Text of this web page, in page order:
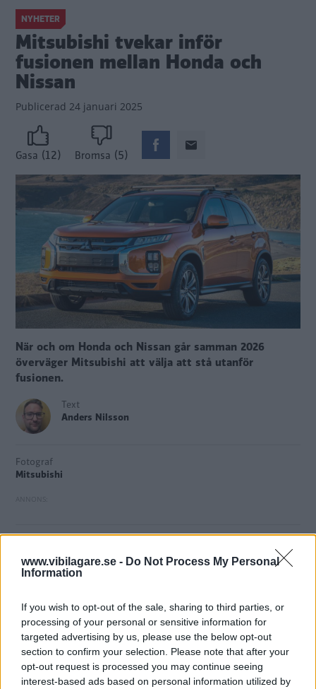
www.vibilagare.se - Do Not Process My Personal
Information
If you wish to opt-out of the sale, sharing to third parties, or
processing of your personal or sensitive information for
targeted advertising by us, please use the below opt-out
section to confirm your selection. Please note that after your
opt-out request is processed you may continue seeing
interest-based ads based on personal information utilized by
NYHETER
Mitsubishi tvekar inför
fusionen mellan Honda och
Nissan
Publicerad 24 januari 2025
Gasa (12) Bromsa (5)
När och om Honda och Nissan går samman 2026
överväger Mitsubishi att välja att stå utanför
fusionen.
Text
Anders Nilsson
Fotograf
Mitsubishi
slås ihop till
ett gemensamt holdingbolag. Nu rapporterar japanska
utanför fusionen mellan de två japanska biltillverkarna.
Mitsubishi Motors Corp skulle i så fall vara separat noterat
på aktiemarknaden, skilt från den gemensamma
noteringen som Honda och Nissan skulle dela.